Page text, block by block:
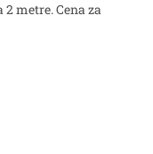
metre. Cena za